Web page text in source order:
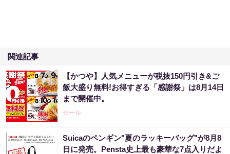
関連記事
【かつや】人気メニューが税抜150円引き&ご
飯大盛り無料!お得すぎる「感謝祭」は8月14日
まで開催中。
セール
Suicaのペンギン"夏のラッキーバッグ"が8月8
日に発売。Pensta史上最も豪華な7点入りだよ